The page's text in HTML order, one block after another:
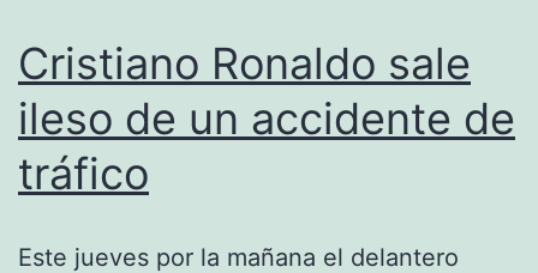
Cristiano Ronaldo sale
ileso de un accidente de
tráfico
Este jueves por la mañana el delantero